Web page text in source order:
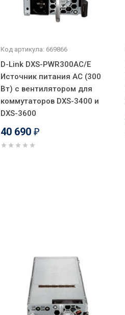
Код артикула: 669866
D-Link DXS-PWR300AC/E
Источник питания AC (300
Вт) с вентилятором для
коммутаторов DXS-3400 и
DXS-3600
40 690 ₽